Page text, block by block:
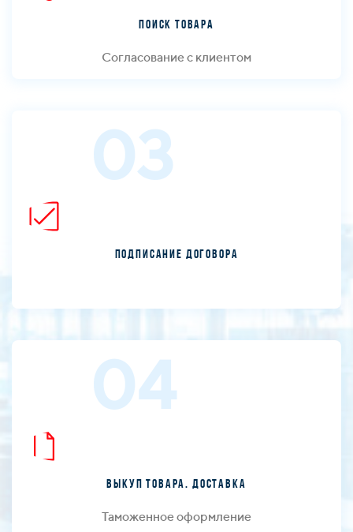
Поиск товара
Согласование с клиентом
03
Подписание договора
04
Выкуп товара. Доставка
Таможенное оформление